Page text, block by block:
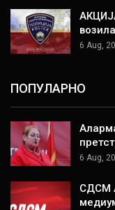
6 Aug,
ПОПУЛАРНО
6 Aug,
СДСМ